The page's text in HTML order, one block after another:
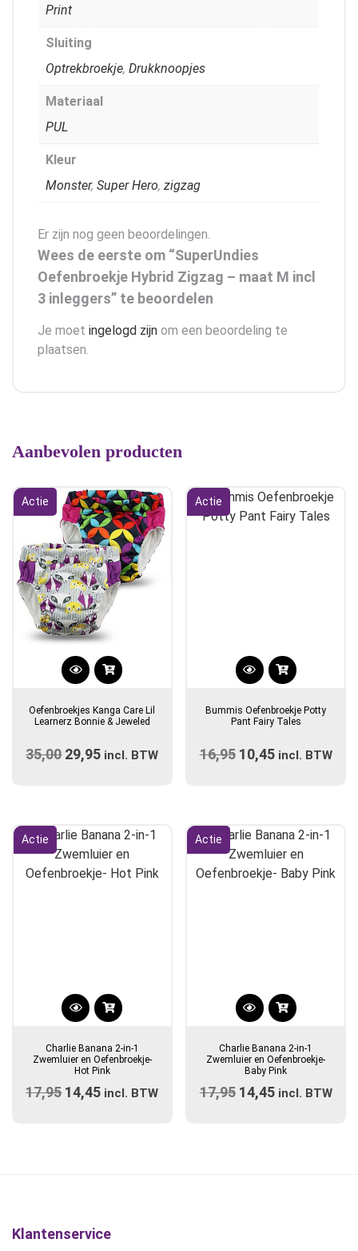
Print
Sluiting
Optrekbroekje, Drukknoopjes
Materiaal
PUL
Kleur
Monster, Super Hero, zigzag
Er zijn nog geen beoordelingen.
Wees de eerste om “SuperUndies
Oefenbroekje Hybrid Zigzag – maat M incl
3 inleggers” te beoordelen
Je moet ingelogd zijn om een beoordeling te
plaatsen.
Aanbevolen producten
Actie
Oefenbroekjes Kanga Care Lil
Learnerz Bonnie & Jeweled
35,00 Oorspronkelijke
29,95 Huidige
incl. BTW
Actie
Dit
heeft
variaties.
gekozen
worden
op
Bummis Oefenbroekje Potty
Pant Fairy Tales
16,95 Oorspronkelijke
10,45Huidige
incl. BTW
Actie
Dit
heeft
meerdere
variaties.
de
Charlie Banana 2-in-1
Zwemluier en Oefenbroekje-
Hot Pink
17,95 Oorspronkelijke
14,45 Huidige
incl. BTW
Actie
Dit
heeft
meerdere
variaties.
Charlie Banana 2-in-1
Zwemluier en Oefenbroekje-
Baby Pink
17,95 Oorspronkelijke
14,45Huidige
incl. BTW
Klantenservice